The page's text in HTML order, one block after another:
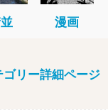
漫画
ゴリー詳細ページ